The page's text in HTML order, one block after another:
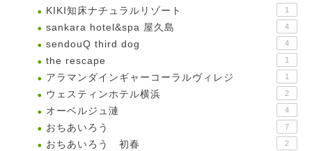
KIKI知床ナチュラルリゾート 1
sankara hotel&spa 屋久島 4
sendouQ third dog 4
the rescape 1
アラマンダインギャーコーラルヴィレジ 1
ウェスティンホテル横浜 2
オーベルジュ漣 4
おちあいろう 7
おちあいろう 初春 2